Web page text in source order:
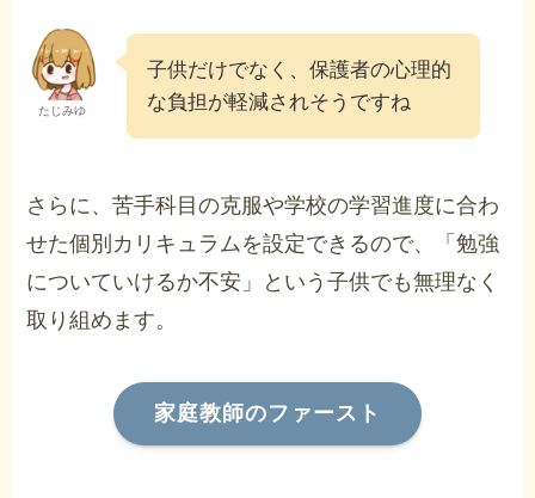
たじみゆ
子供だけでなく、保護者の心理的
な負担が軽減されそうですね
さらに、苦手科目の克服や学校の学習進度に合わ
せた個別カリキュラムを設定できるので、「勉強
についていけるか不安」という子供でも無理なく
取り組めます。
家庭教師のファースト